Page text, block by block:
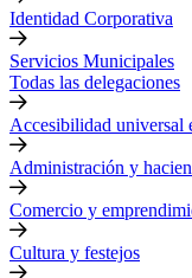
Identidad Corporativa
Servicios Municipales
Todas las delegaciones
Accesibilidad universal
Administración y
Comercio y
Cultura y festejos